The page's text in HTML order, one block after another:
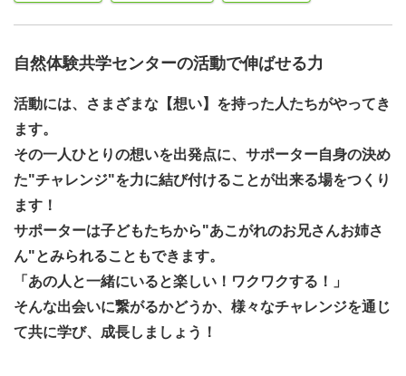
自然体験共学センターの活動で伸ばせる力
活動には、さまざまな【想い】を持った人たちがやってき
ます。
その一人ひとりの想いを出発点に、サポーター自身の決め
た"チャレンジ"を力に結び付けることが出来る場をつくり
ます！
サポーターは子どもたちから"あこがれのお兄さんお姉さ
ん"とみられることもできます。
「あの人と一緒にいると楽しい！ワクワクする！」
そんな出会いに繋がるかどうか、様々なチャレンジを通じ
て共に学び、成長しましょう！